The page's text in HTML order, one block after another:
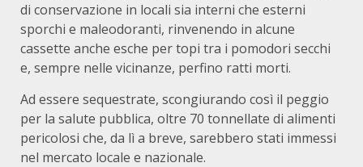
di conservazione in locali sia interni che esterni
sporchi e maleodoranti, rinvenendo in alcune
cassette anche esche per topi tra i pomodori secchi
e, sempre nelle vicinanze, perfino ratti morti.
Ad essere sequestrate, scongiurando così il peggio
per la salute pubblica, oltre 70 tonnellate di alimenti
pericolosi che, da lì a breve, sarebbero stati immessi
nel mercato locale e nazionale.